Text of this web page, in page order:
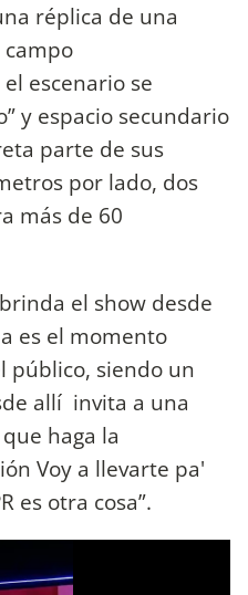
réplica de una
escenario se
y espacio secundario
parte de sus
por lado, dos
más de 60
el show desde
es el momento
público, siendo un
allí invita a una
haga la
Voy a llevarte pa'
es otra cosa”.